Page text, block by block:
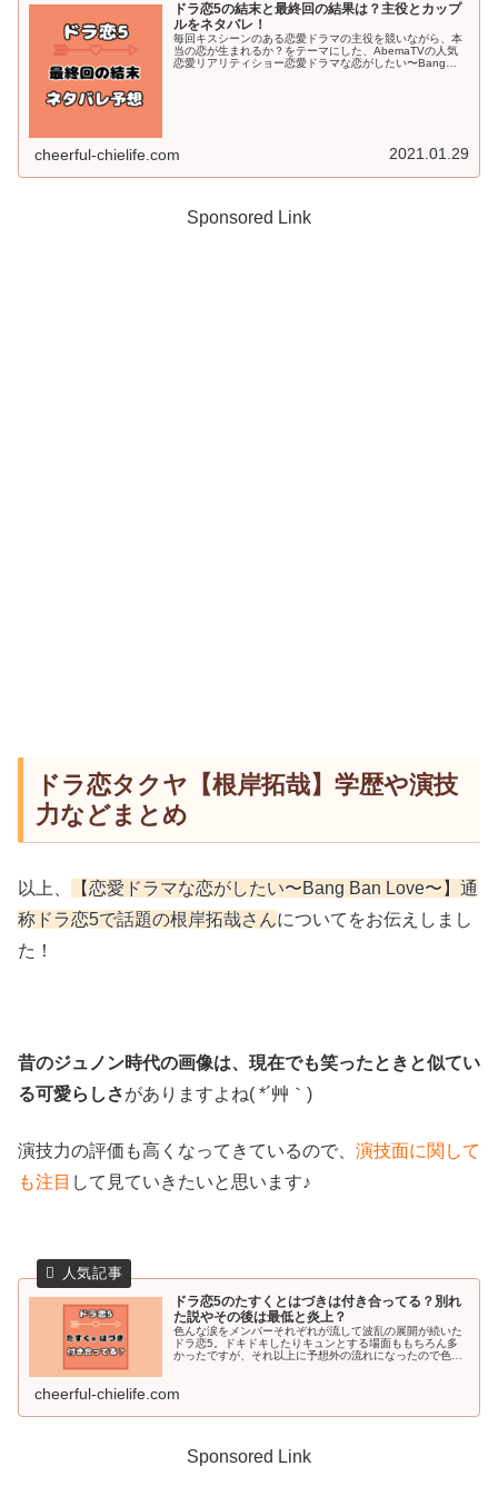
ドラ恋5の結末と最終回の結果は？主役とカップ
ルをネタバレ！
毎回キスシーンのある恋愛ドラマの主役を競いながら、本
当の恋が生まれるか？をテーマにした、AbemaTVの人気
恋愛リアリティショー恋愛ドラマな恋がしたい〜Bang
cheerful-chielife.com 2021.01.29
Sponsored Link
ドラ恋タクヤ【根岸拓哉】学歴や演技
力などまとめ
以上、
【恋愛ドラマな恋がしたい〜Bang Ban Love〜】通
称ドラ恋5で話題の根岸拓哉さんについてをお伝えしまし
た！
昔のジュノン時代の画像は、 現在でも笑ったときと似てい
る可愛らしさがありますよね( *´艸｀)
演技力の評価も高くなってきているので、 演技面に関して
も注目 して見ていきたいと思います♪
ドラ恋5のたすくとはづきは付き合ってる？別れ
た説やその後は最低と炎上？
色んな涙をメンバーそれぞれが流して波乱の展開が続いた
ドラ恋5。ドキドキしたりキュンとする場面ももちろん多
かったですが、それ以上に予想外の流れになったので色ん
cheerful-chielife.com
Sponsored Link